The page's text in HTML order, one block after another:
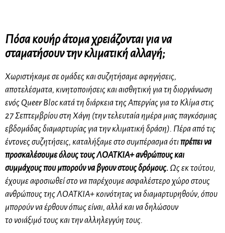
Πόσακουήράτομα χρειάζονται για να
σταματήσουν την κλιματική αλλαγή;
Χωριστήκαμε σε ομάδες και συζητήσαμε αφηγήσεις,
αποτελέσματα, κινητοποιήσεις και αισθητική για τη διοργάνωση
ενός Queer Bloc κατά τη διάρκεια της Απεργίας για το Κλίμα στις
27 Σεπτεμβρίου στη Χάγη (την τελευταία ημέρα μιας παγκόσμιας
εβδομάδας διαμαρτυρίας για την κλιματική δράση). Πέρα από τις
έντονες συζητήσεις, καταλήξαμε στο συμπέρασμα ότιπρέπει να
προσκαλέσουμε όλουςτους ΛΟΑΤΚΙΑ+ανθρώπους και
συμμάχους που μπορούν να βγουν στους δρόμους.Ως εκ τούτου,
έχουμε αφοσιωθεί στο να παρέχουμε ασφαλέστερο χώρο στους
ανθρώπους τηςΛΟΑΤΚΙΑ+ κοινότητας να διαμαρτυρηθούν, όπου
μπορούν να έρθουν όπως είναι, αλλά και να δηλώσουν
το νοιάξιμό τους και την αλληλεγγύη τους.